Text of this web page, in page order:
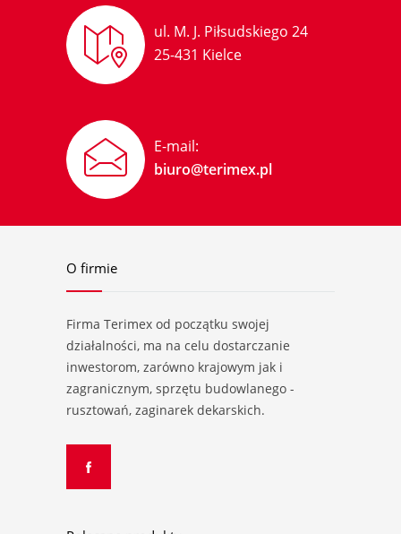
ul. M. J. Piłsudskiego 24
25-431 Kielce
E-mail:
biuro@terimex.pl
O firmie
Firma Terimex od początku swojej
działalności, ma na celu dostarczanie
inwestorom, zarówno krajowym jak i
zagranicznym, sprzętu budowlanego -
rusztowań, zaginarek dekarskich.